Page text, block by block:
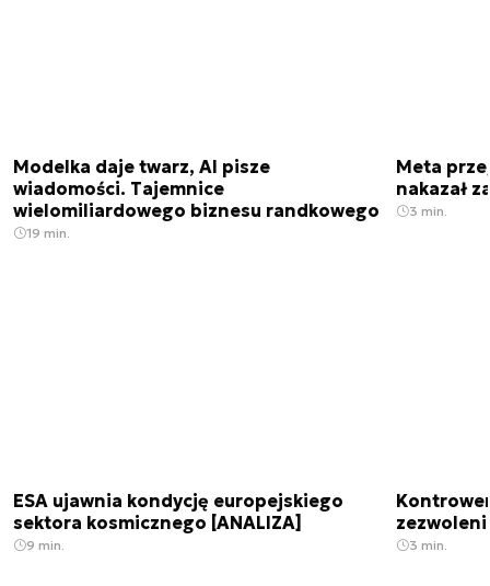
Modelka daje twarz, AI pisze
wiadomości. Tajemnice
wielomiliardowego biznesu randkowego
19 min.
Meta
nakazał
3 min.
ESA ujawnia kondycję europejskiego
sektora kosmicznego [ANALIZA]
9 min. 3 min.